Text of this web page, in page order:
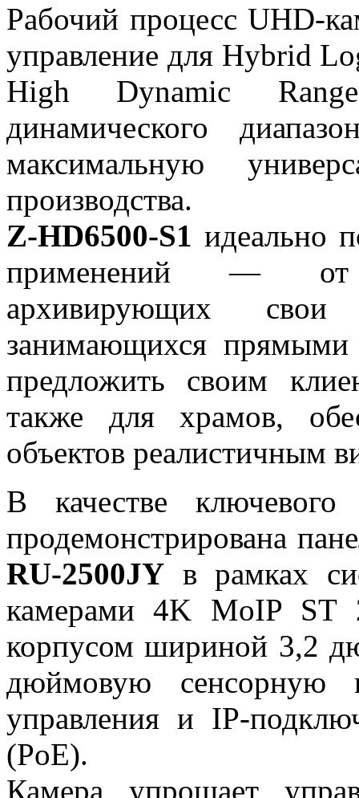
Рабочий процесс UHD-
управление для Hybrid
High Dynamic
динамического
максимальную
производства.
Z-HD6500-S1 идеально
применений — от
архивирующих
занимающихся прямыми
предложить своим
также для храмов,
объектов реалистичным
В качестве ключевого
продемонстрирована
RU-2500JY в рамках
камерами 4K MoIP ST
корпусом шириной 3,2
дюймовую сенсорную
управления и IP-
(PoE).
Камера упрощает